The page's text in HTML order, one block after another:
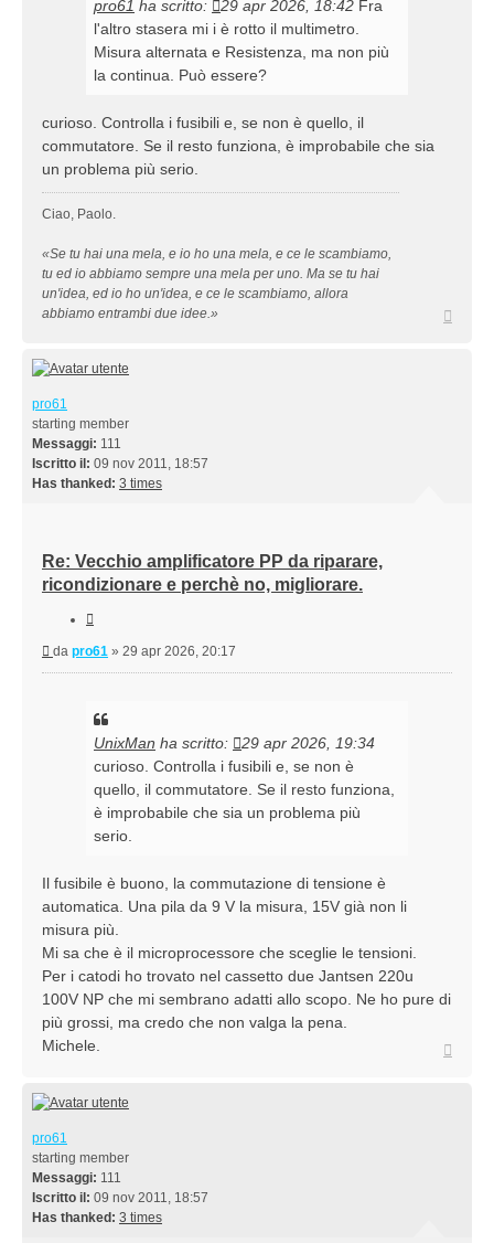
pro61 ha scritto: 29 apr 2026, 18:42 Fra
l'altro stasera mi i è rotto il multimetro.
Misura alternata e Resistenza, ma non più
la continua. Può essere?
curioso. Controlla i fusibili e, se non è quello, il
commutatore. Se il resto funziona, è improbabile che sia
un problema più serio.
Ciao, Paolo.
«Se tu hai una mela, e io ho una mela, e ce le scambiamo,
tu ed io abbiamo sempre una mela per uno. Ma se tu hai
un'idea, ed io ho un'idea, e ce le scambiamo, allora
abbiamo entrambi due idee.»
pro61
starting member
Messaggi: 111
Iscritto il: 09 nov 2011, 18:57
Has thanked: 3 times
Re: Vecchio amplificatore PP da riparare,
ricondizionare e perchè no, migliorare.
Messaggio
da pro61 » 29 apr 2026, 20:17
UnixMan ha scritto:
29 apr 2026, 19:34
curioso. Controlla i fusibili e, se non è
quello, il commutatore. Se il resto funziona,
è improbabile che sia un problema più
serio.
Il fusibile è buono, la commutazione di tensione è
automatica. Una pila da 9 V la misura, 15V già non li
misura più.
Mi sa che è il microprocessore che sceglie le tensioni.
Per i catodi ho trovato nel cassetto due Jantsen 220u
100V NP che mi sembrano adatti allo scopo. Ne ho pure di
più grossi, ma credo che non valga la pena.
Michele.
pro61
starting member
Messaggi: 111
Iscritto il: 09 nov 2011, 18:57
Has thanked: 3 times